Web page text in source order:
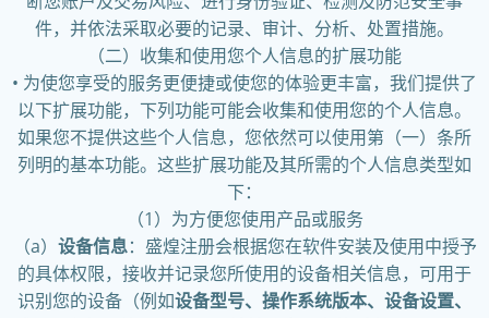
件，并依法采取必要的记录、审计、分析、处置措施。
（二）收集和使用您个人信息的扩展功能
• 为使您享受的服务更便捷或使您的体验更丰富，我们提供了
以下扩展功能，下列功能可能会收集和使用您的个人信息。
如果您不提供这些个人信息，您依然可以使用第（一）条所
列明的基本功能。这些扩展功能及其所需的个人信息类型如
下：
（1）为方便您使用产品或服务
（a） 设备信息：盛煌注册会根据您在软件安装及使用中授予
的具体权限，接收并记录您所使用的设备相关信息，可用于
识别您的设备（例如设备型号、操作系统版本、设备设置、